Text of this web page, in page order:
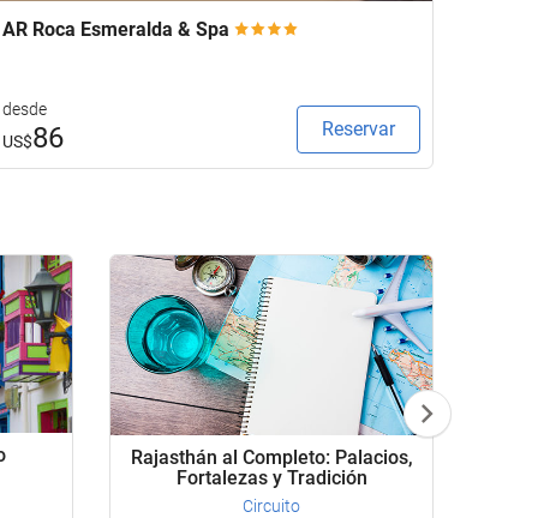
AR Roca Esmeralda & Spa
desde
US$86 Reservar
Rajasthán al Completo: Palacios,
Fortalezas y Tradición
Circuito